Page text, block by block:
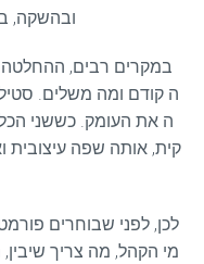
ובהשקה,
במקרים רבים, ההחלטה
ה קודם ומה משלים.
ה את העומק. כששני
קית, אותה שפה עיצובית
מי הקהל, מה צריך